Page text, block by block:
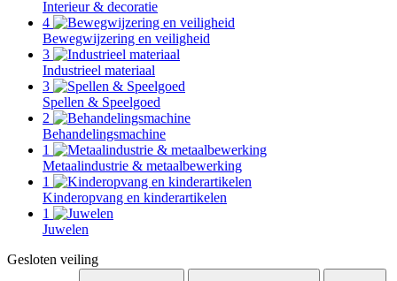
Interieur & decoratie
4
Bewegwijzering en veiligheid
3
Industrieel materiaal
3
Spellen & Speelgoed
2
Behandelingsmachine
1
Metaalindustrie & metaalbewerking
1
Kinderopvang en kinderartikelen
1
Juwelen
Gesloten veiling